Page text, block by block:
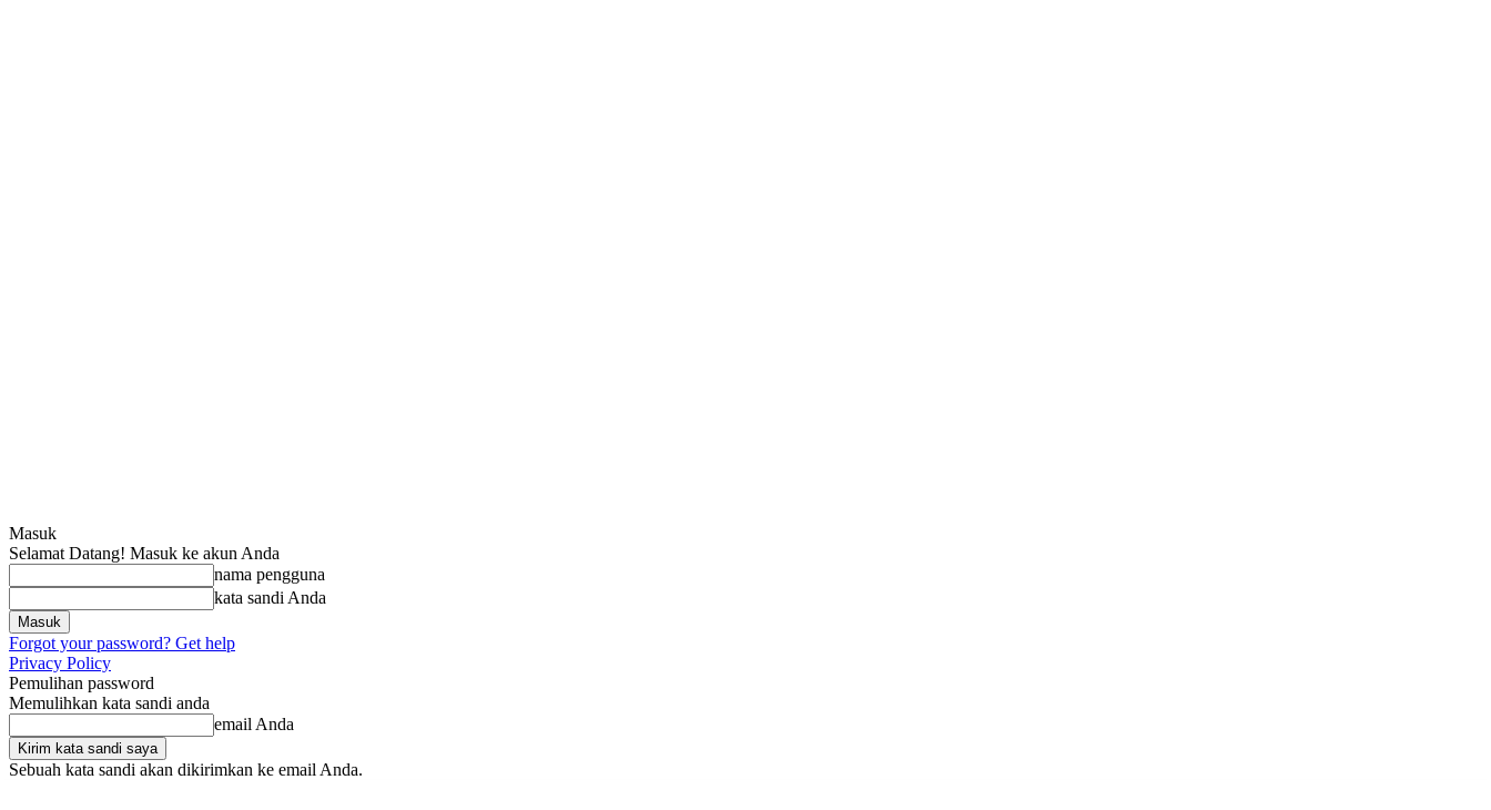
Masuk
Selamat Datang! Masuk ke akun Anda
nama pengguna
kata sandi Anda
Forgot your password? Get help
Privacy Policy
Pemulihan password
Memulihkan kata sandi anda
email Anda
Sebuah kata sandi akan dikirimkan ke email Anda.